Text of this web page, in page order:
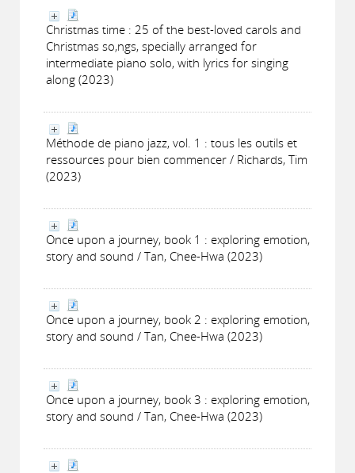
Christmas time : 25 of the best-loved carols and
Christmas so,ngs, specially arranged for
intermediate piano solo, with lyrics for singing
along (2023)
Méthode de piano jazz, vol. 1 : tous les outils et
ressources pour bien commencer / Richards, Tim
(2023)
Once upon a journey, book 1 : exploring emotion,
story and sound / Tan, Chee-Hwa (2023)
Once upon a journey, book 2 : exploring emotion,
story and sound / Tan, Chee-Hwa (2023)
Once upon a journey, book 3 : exploring emotion,
story and sound / Tan, Chee-Hwa (2023)